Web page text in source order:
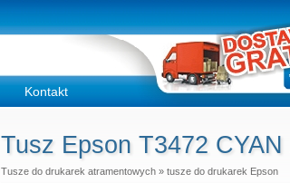
Kontakt
Tusz Epson T3472
Tusze do drukarek atramentowych » tusze do drukarek Epson